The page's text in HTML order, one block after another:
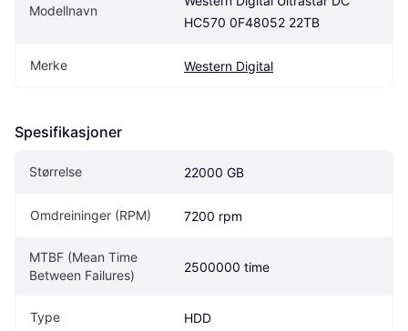
Modellnavn
HC570 0F48052 22TB
Merke Western Digital
Spesifikasjoner
Størrelse 22000 GB
Omdreininger (RPM) 7200 rpm
MTBF (Mean Time
Between Failures)
2500000 time
Type HDD